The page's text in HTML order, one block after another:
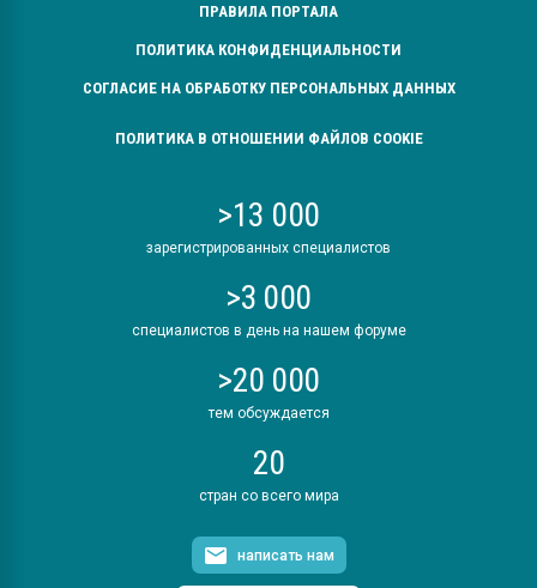
ПРАВИЛА ПОРТАЛА
ПОЛИТИКА КОНФИДЕНЦИАЛЬНОСТИ
СОГЛАСИЕ НА ОБРАБОТКУ ПЕРСОНАЛЬНЫХ ДАННЫХ
ПОЛИТИКА В ОТНОШЕНИИ ФАЙЛОВ COOKIE
>13 000
зарегистрированных специалистов
>3 000
специалистов в день на нашем форуме
>20 000
тем обсуждается
20
стран со всего мира
написать нам